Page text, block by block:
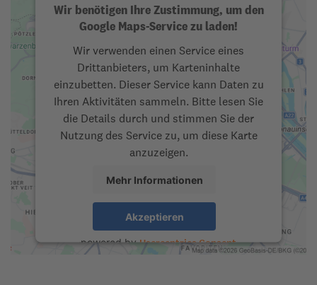
Wir benötigen Ihre Zustimmung, um den
Google Maps-Service zu laden!
Wir verwenden einen Service eines
Drittanbieters, um Karteninhalte
einzubetten. Dieser Service kann Daten zu
Ihren Aktivitäten sammeln. Bitte lesen Sie
die Details durch und stimmen Sie der
Nutzung des Service zu, um diese Karte
anzuzeigen.
Mehr Informationen
Akzeptieren
powered byUsercentrics Consent
Management Platform